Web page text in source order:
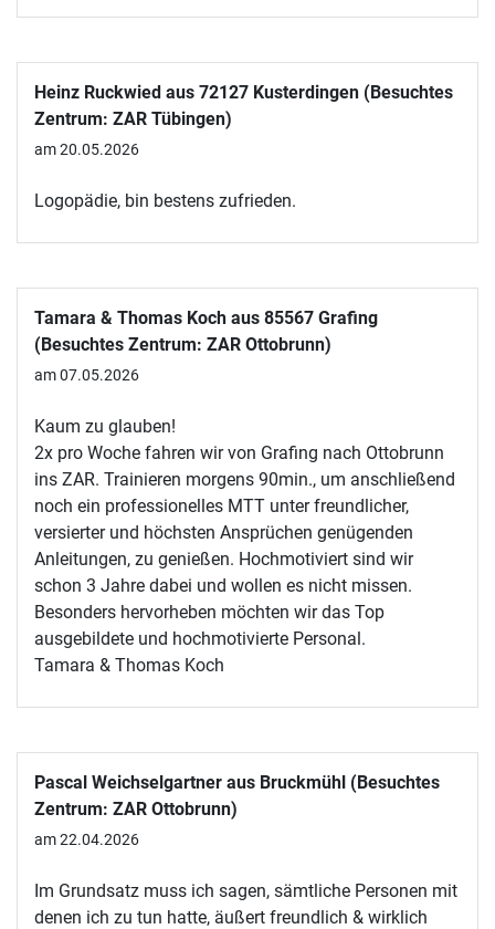
Heinz Ruckwied aus 72127 Kusterdingen (Besuchtes
Zentrum: ZAR Tübingen)
am 20.05.2026
Logopädie, bin bestens zufrieden.
Tamara & Thomas Koch aus 85567 Grafing
(Besuchtes Zentrum: ZAR Ottobrunn)
am 07.05.2026
Kaum zu glauben!
2x pro Woche fahren wir von Grafing nach Ottobrunn
ins ZAR. Trainieren morgens 90min., um anschließend
noch ein professionelles MTT unter freundlicher,
versierter und höchsten Ansprüchen genügenden
Anleitungen, zu genießen. Hochmotiviert sind wir
schon 3 Jahre dabei und wollen es nicht missen.
Besonders hervorheben möchten wir das Top
ausgebildete und hochmotivierte Personal.
Tamara & Thomas Koch
Pascal Weichselgartner aus Bruckmühl (Besuchtes
Zentrum: ZAR Ottobrunn)
am 22.04.2026
Im Grundsatz muss ich sagen, sämtliche Personen mit
denen ich zu tun hatte, äußert freundlich & wirklich